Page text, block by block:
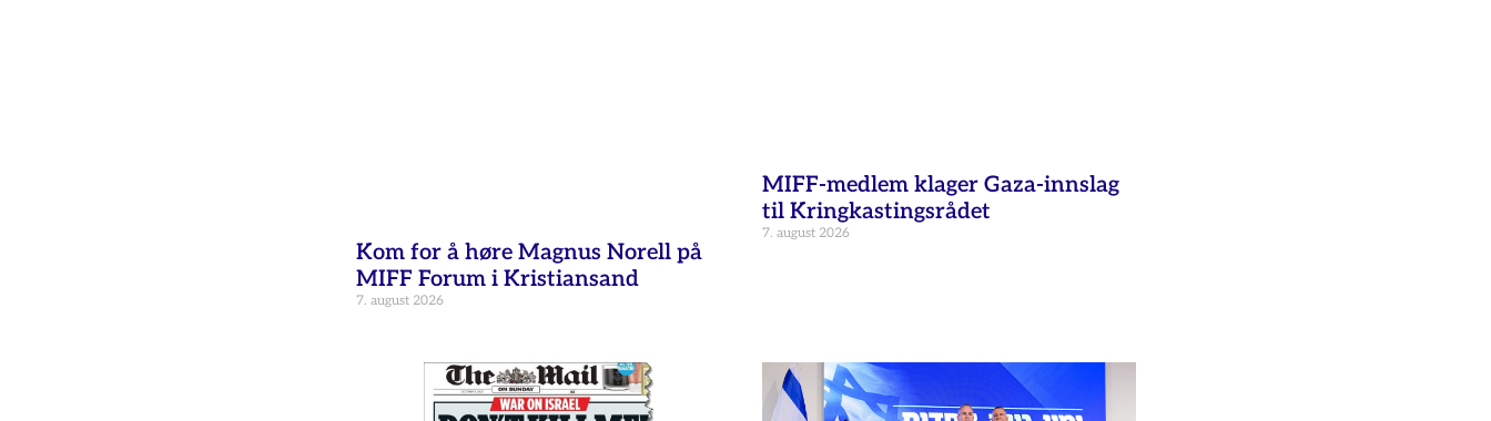
Kom for å høre Magnus Norell på
MIFF Forum i Kristiansand
7. august 2026
MIFF-medlem klager Gaza-innslag
til Kringkastingsrådet
7. august 2026